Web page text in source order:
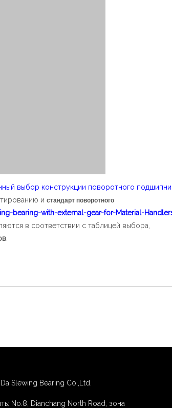
выбор конструкции поворотного
и стандарт поворотного
bearing-with-external-gear-for-Material-
в соответствии с таблицей выбора,
Slewing Bearing Co.,Ltd.
No.8, Dianchang North Road, зона